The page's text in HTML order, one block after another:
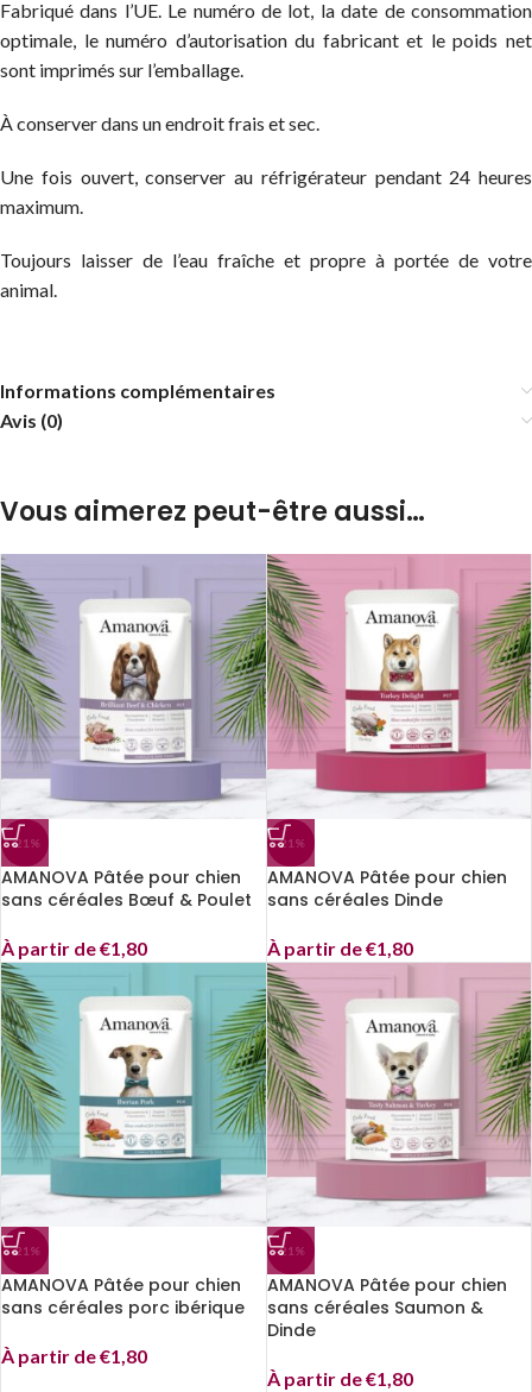
Fabriqué dans l’UE. Le numéro de lot, la date de consommation
optimale, le numéro d’autorisation du fabricant et le poids net
sont imprimés sur l’emballage.
À conserver dans un endroit frais et sec.
Une fois ouvert, conserver au réfrigérateur pendant 24 heures
maximum.
Toujours laisser de l’eau fraîche et propre à portée de votre
animal.
Informations complémentaires
Avis (0)
Vous aimerez peut-être aussi…
-21%
AMANOVA Pâtée pour chien
sans céréales Bœuf & Poulet
À partir de€1,80
-21%
AMANOVA Pâtée pour chien
sans céréales Dinde
À partir de€1,80
-21%
AMANOVA Pâtée pour chien
sans céréales porc ibérique
À partir de€1,80
-21%
AMANOVA Pâtée pour chien
sans céréales Saumon &
Dinde
À partir de€1,80